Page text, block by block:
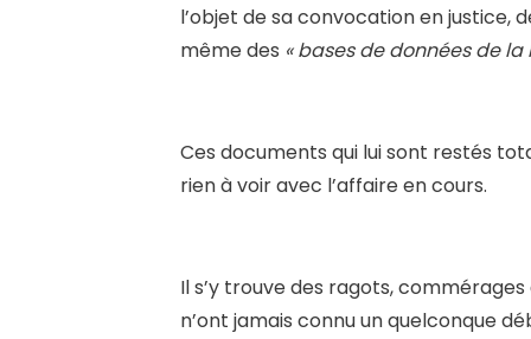
l’objet de sa convocation en justice,
même des « bases de données de
Ces documents qui lui sont restés
rien à voir avec l’affaire en cours.
Il s’y trouve des ragots, commérages
n’ont jamais connu un quelconque